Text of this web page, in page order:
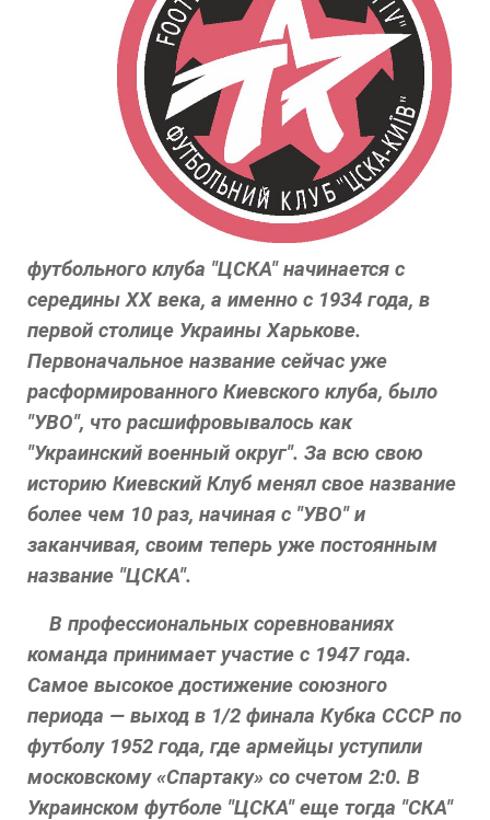
футбольного клуба "ЦСКА" начинается с
середины XX века, а именно с 1934 года, в
первой столице Украины Харькове.
Первоначальное название сейчас уже
расформированного Киевского клуба, было
"УВО", что расшифровывалось как
"Украинский военный округ". За всю свою
историю Киевский Клуб менял свое название
более чем 10 раз, начиная с "УВО" и
заканчивая, своим теперь уже постоянным
название "ЦСКА".
В профессиональных соревнованиях
команда принимает участие с 1947 года.
Самое высокое достижение союзного
периода — выход в 1/2 финала Кубка СССР по
футболу 1952 года, где армейцы уступили
московскому «Спартаку» со счетом 2:0. В
Украинском футболе "ЦСКА" еще тогда "СКА"